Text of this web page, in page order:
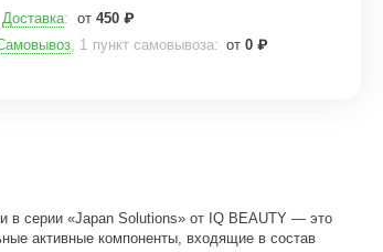
Доставка: от 450 ₽
, 1 пункт самовывоза: от 0 ₽
в серии «Japan Solutions» от IQ BEAUTY — это
активные компоненты, входящие в состав